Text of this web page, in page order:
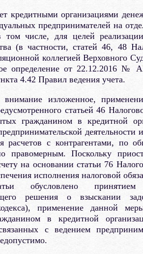
кредитными организациями
предпринимателей на
том числе, для целей
(в частности, статей 46, 48
коллегией Верховного
определение от 22.12.2016 №
4.42 Правил ведения учета.
изложенное,
статьей 46
гражданином в кредитной
деятельности
расчетов с контрагентами, по
правомерным. Поскольку
на основании статьи 76
исполнения налоговой
обусловлено
решения о взыскании
применение данной
в кредитной
с ведением